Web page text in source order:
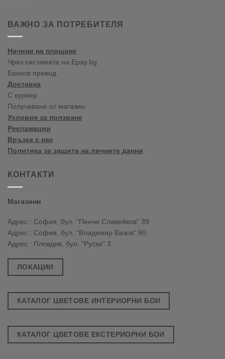
Лято
пролет-
ВАЖНО ЗА ПОТРЕБИТЕЛЯ
Начини на плащане
Чрез системата на Epay.bg
Банков превод
Доставка
С куриер
Получаване от магазин
Условия за ползване
Рекламации
Връзка с нас
Политика за защита на личните данни
КОНТАКТИ
Магазини
Адрес : София, бул. “Пенчо Славейков” 39
Адрес : София, бул. “Владимир Вазов” 90
Адрес : Пловдив, бул. "Руски" 3
ЛОКАЦИИ
КАТАЛОГ ЦВЕТОВЕ ИНТЕРИОРНИ БОИ
КАТАЛОГ ЦВЕТОВЕ ЕКСТЕРИОРНИ БОИ